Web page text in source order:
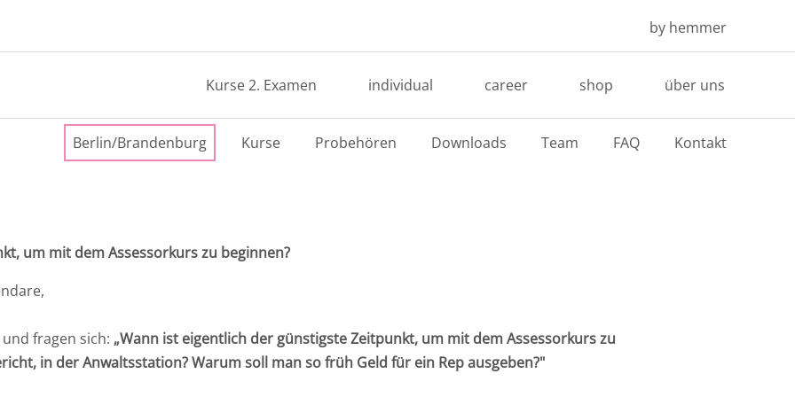
by hemmer
Kurse 2. Examen individual career shop über uns
Berlin/Brandenburg Kurse Probehören Downloads Team FAQ Kontakt
um mit dem Assessorkurs zu beginnen?
fragen sich: „Wann ist eigentlich der günstigste Zeitpunkt, um mit dem Assessorkurs zu
in der Anwaltsstation? Warum soll man so früh Geld für ein Rep ausgeben?"